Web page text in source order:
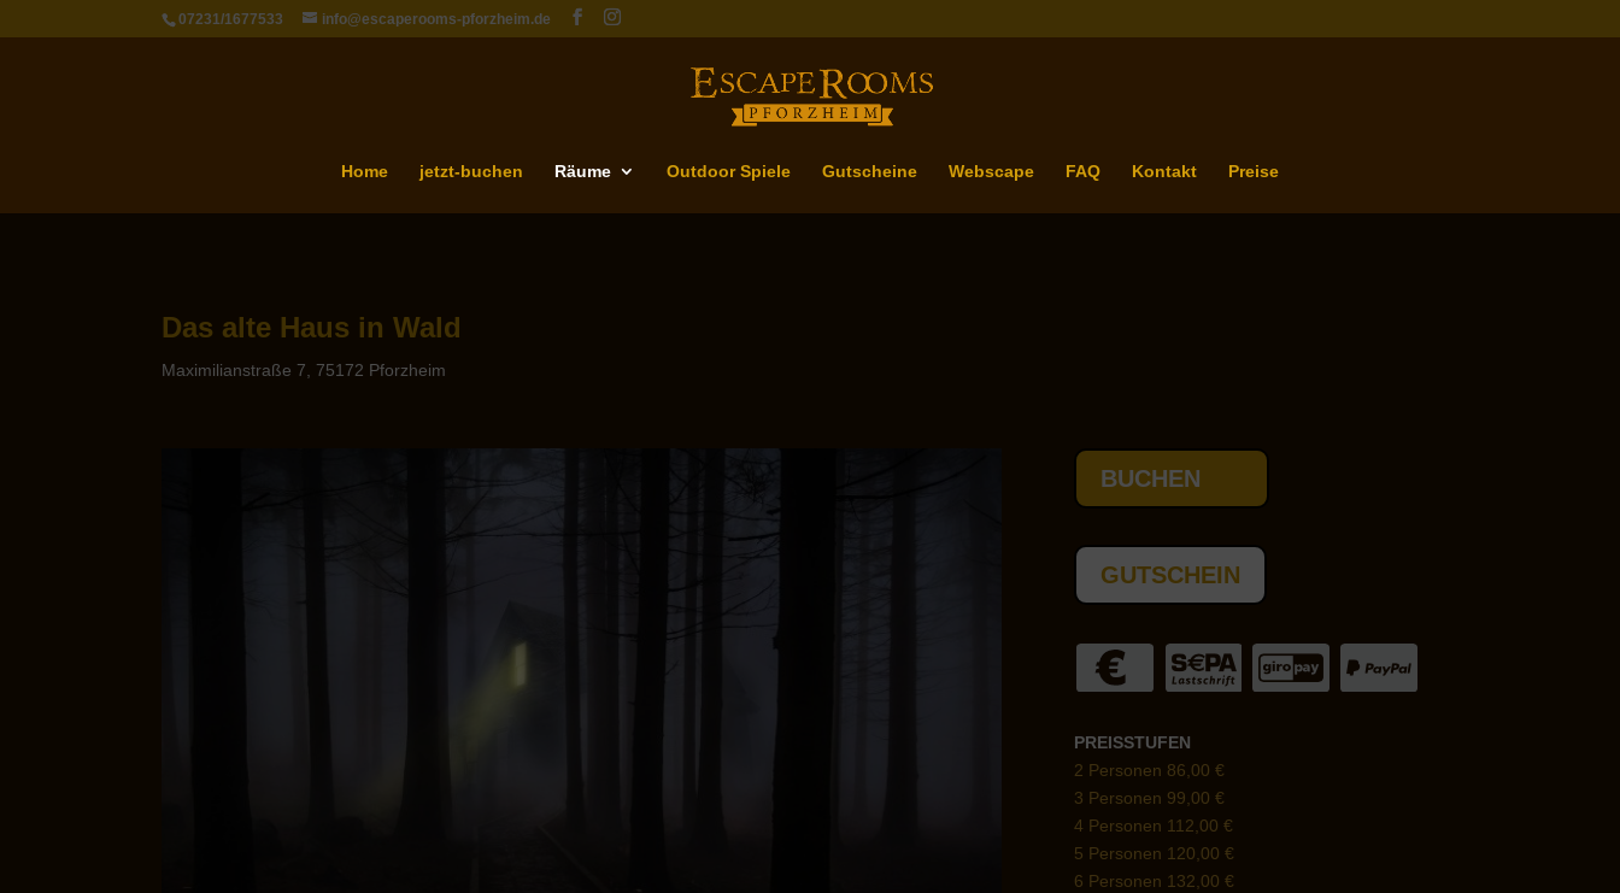
07231/1677533 info@escaperooms-pforzheim.de
Home jetzt-buchen Räume Outdoor Spiele Gutscheine Webscape FAQ Kontakt Preise
Das alte Haus in Wald
Maximilianstraße 7, 75172 Pforzheim
BUCHEN
GUTSCHEIN
PREISSTUFEN
2 Personen 86,00 €
3 Personen 99,00 €
4 Personen 112,00 €
5 Personen 120,00 €
6 Personen 132,00 €